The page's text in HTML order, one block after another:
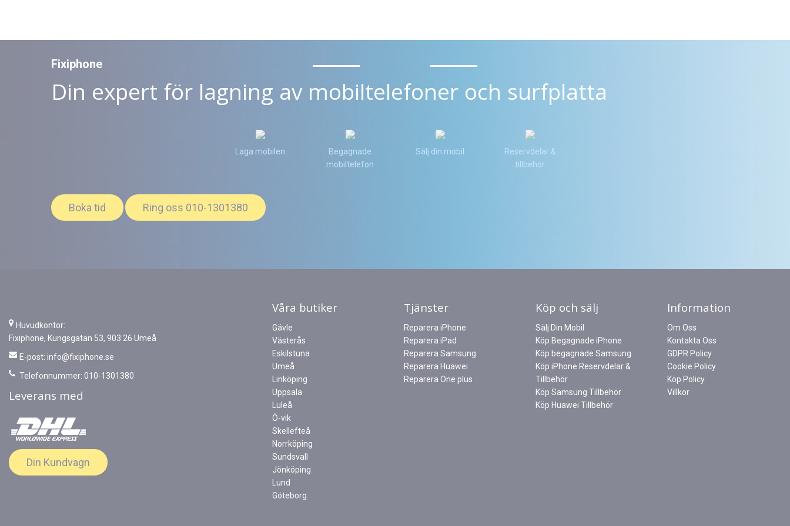
Fixiphone
Din expert för lagning av mobiltelefoner och surfplatta
Laga mobilen
Begagnade
mobiltelefon
Sälj din mobil
Reservdelar &
tillbehör
Boka tid Ring oss 010-1301380
Huvudkontor:
Fixiphone, Kungsgatan 53, 903 26 Umeå
E-post: info@fixiphone.se
Telefonnummer: 010-1301380
Leverans med
Din Kundvagn
Våra butiker
Gävle
Västerås
Eskilstuna
Umeå
Linköping
Uppsala
Luleå
Ö-vik
Skellefteå
Norrköping
Sundsvall
Jönköping
Lund
Göteborg
Tjänster
Reparera iPhone
Reparera iPad
Reparera Samsung
Reparera Huawei
Reparera One plus
Köp och sälj
Sälj Din Mobil
Köp Begagnade iPhone
Köp begagnade Samsung
Köp iPhone Reservdelar &
Tillbehör
Köp Samsung Tillbehör
Köp Huawei Tillbehör
Information
Om Oss
Kontakta Oss
GDPR Policy
Cookie Policy
Köp Policy
Villkor